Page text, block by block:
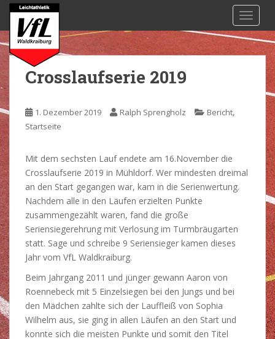
i
p
m
a
t
e
n
t
Crosslaufserie 2019
1. Dezember 2019 Ralph Sprengholz Bericht,
Startseite
Mit dem sechsten Lauf endete am 16.November die
Crosslaufserie 2019 in Mühldorf. Wer mindesten dreimal
an den Start gegangen war, kam in die Serienwertung.
Nachdem alle in den Läufen erzielten Punkte
zusammengezählt waren, fand die große
Seriensiegerehrung mit Verlosung im Turmbräugarten
statt. Sage und schreibe 9 Seriensieger kamen dieses
Jahr vom VfL Waldkraiburg.
Beim Jahrgang 2011 und jünger gewann Aaron von
Roennebeck mit 5 Einzelsiegen bei den Jungs und bei
den Mädchen zahlte sich der Lauffleiß von Sophia
Wilhelm aus, sie ging in allen Läufen an den Start und
konnte sich die meisten Punkte und somit den Titel